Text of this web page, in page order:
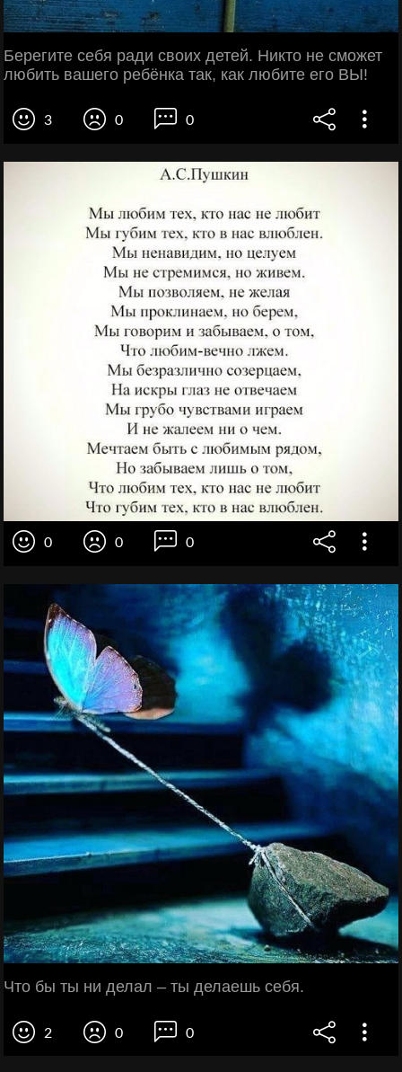
Берегите себя ради своих детей. Никто не сможет
любить вашего ребёнка так, как любите его ВЫ!
3 0 0
0 0 0
Что бы ты ни делал – ты делаешь себя.
2 0 0